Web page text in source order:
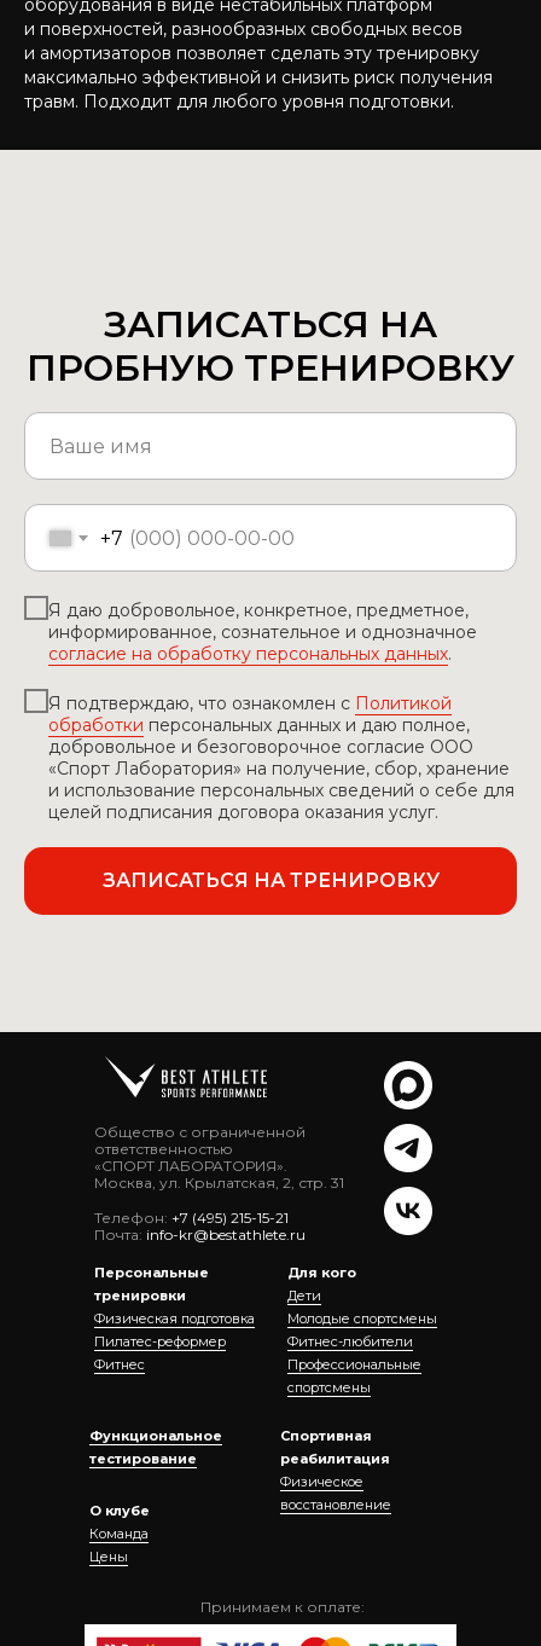
оборудования в виде нестабильных платформ
и поверхностей, разнообразных свободных весов
и амортизаторов позволяет сделать эту тренировку
максимально эффективной и снизить риск получения
травм. Подходит для любого уровня подготовки.
ЗАПИСАТЬСЯ НА
ПРОБНУЮ ТРЕНИРОВКУ
+7
Я даю добровольное, конкретное, предметное,
информированное, сознательное и однозначное
согласие на обработку персональных данных.
Я подтверждаю, что ознакомлен с Политикой
обработки персональных данных и даю полное,
добровольное и безоговорочное согласие ООО
«Спорт Лаборатория» на получение, сбор, хранение
и использование персональных сведений о себе для
целей подписания договора оказания услуг.
ЗАПИСАТЬСЯ НА ТРЕНИРОВКУ
Принимаем к оплате:
О клубе
Команда
Цены
Функциональное
тестирование
Спортивная
реабилитация
Физическое
восстановление
Для кого
Дети
Молодые спортсмены
Фитнес-любители
Профессиональные
спортсмены
Персональные
тренировки
Физическая подготовка
Пилатес-реформер
Фитнес
Телефон: +7 (495) 215-15-21
Почта: info-kr@bestathlete.ru
Общество с ограниченной
ответственностью
«СПОРТ ЛАБОРАТОРИЯ».
Москва, ул. Крылатская, 2, стр. 31